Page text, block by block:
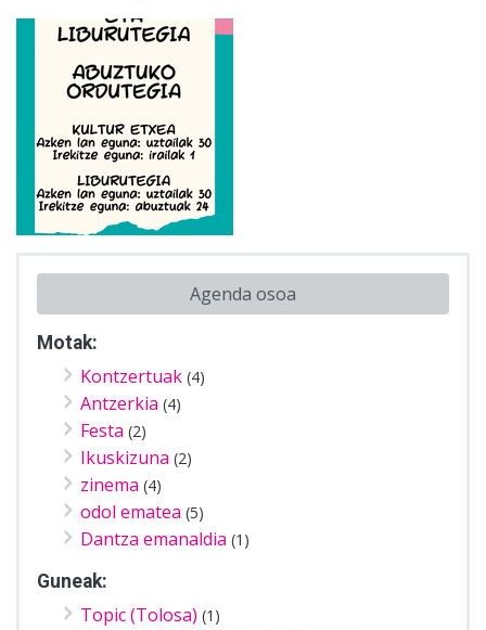
Agenda osoa
Motak:
Kontzertuak (4)
Antzerkia (4)
Festa (2)
Ikuskizuna (2)
zinema (4)
odol ematea (5)
Dantza emanaldia (1)
Guneak:
Topic (Tolosa) (1)